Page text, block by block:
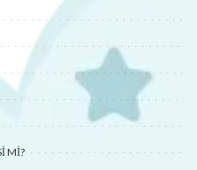
MI?